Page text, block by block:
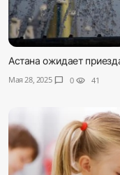
Астана ожидает
Мая 28, 2025 chat_bubble 0 visibility 41